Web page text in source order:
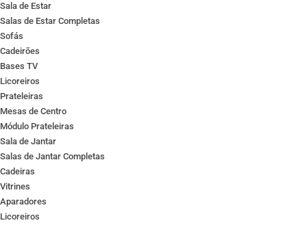
Sala de Estar
Salas de Estar Completas
Sofás
Cadeirões
Bases TV
Licoreiros
Prateleiras
Mesas de Centro
Módulo Prateleiras
Sala de Jantar
Salas de Jantar Completas
Cadeiras
Vitrines
Aparadores
Licoreiros